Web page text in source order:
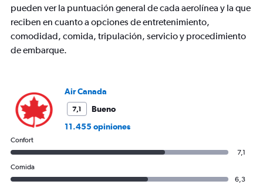
axis
values.
Range:
0
pueden ver la puntuación general de cada aerolínea y la que
reciben en cuanto a opciones de entretenimiento,
comodidad, comida, tripulación, servicio y procedimiento
de embarque.
Air Canada
7,1
Bueno
11.455 opiniones
Confort
7,1
Comida
6,3